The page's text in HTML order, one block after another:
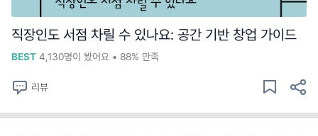
직장인도 서점 차릴 수 있나요: 공간 기반 창업 가이드
BEST 4,130명이 봤어요 • 88% 만족
리뷰